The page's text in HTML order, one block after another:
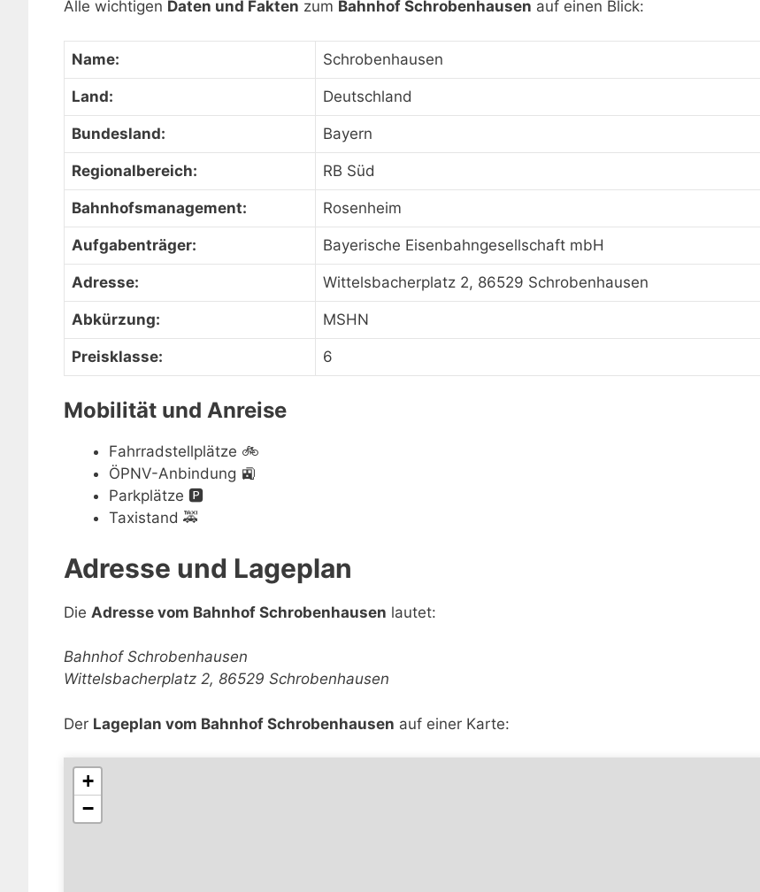
Alle wichtigen Daten und Fakten zum Bahnhof Schrobenhausen auf einen Blick:
Name: Schrobenhausen
Land: Deutschland
Bundesland: Bayern
Regionalbereich: RB Süd
Bahnhofsmanagement: Rosenheim
Aufgabenträger: Bayerische Eisenbahngesellschaft mbH
Adresse: Wittelsbacherplatz 2, 86529 Schrobenhausen
Abkürzung: MSHN
Preisklasse: 6
Mobilität und Anreise
Fahrradstellplätze 🚲
ÖPNV-Anbindung 🚉
Parkplätze 🅿️
Taxistand 🚕
Adresse und Lageplan
Die Adresse vom Bahnhof Schrobenhausen lautet:
Bahnhof Schrobenhausen
Wittelsbacherplatz 2, 86529 Schrobenhausen
Der Lageplan vom Bahnhof Schrobenhausen auf einer Karte:
+
−